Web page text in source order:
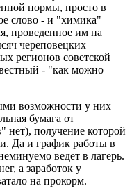
нормы, просто в
слово - и "химика"
проведенное им на
череповецких
регионов советской
- "как можно
возможности у них
бумага от
нет), получение которой
Да и график работы в
ведет в лагерь.
а заработок у
на прокорм.